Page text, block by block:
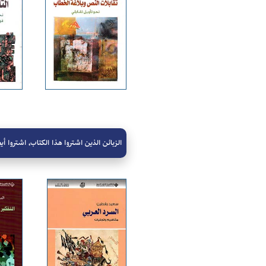
الزبائن الذين اشتروا هذا الكتاب، اشتروا